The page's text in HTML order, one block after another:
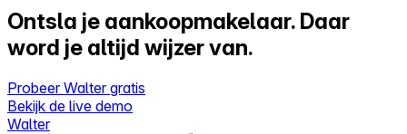
Ontsla je aankoopmakelaar. Daar
word je altijd wijzer van.
Probeer Walter gratis
Bekijk de live demo
Walter